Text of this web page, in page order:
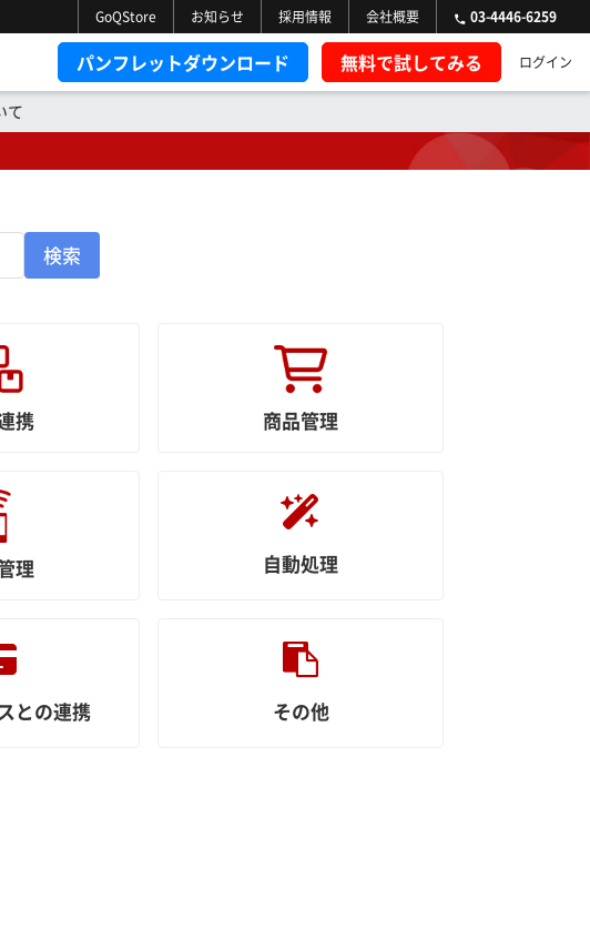
GoQStore お知らせ 採用情報 会社概要 03-4446-6259
パンフレットダウンロード 無料で試してみる ログイン
て
検索
携 商品管理
理 自動処理
との連携 その他